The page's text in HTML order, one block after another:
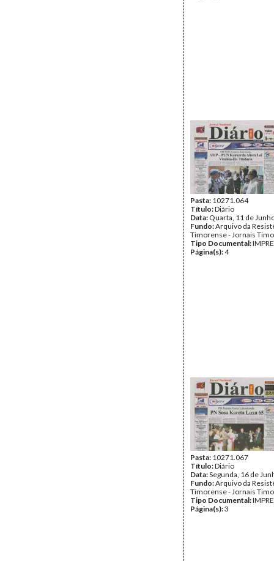
Pasta: 10271.064
Título:Diário
Data: Quarta, 11 de
Fundo:Arquivo da
Timorense - Jornais
Tipo Documental:
Página(s):4
Pasta: 10271.067
Título:Diário
Data:Segunda, 16 de
Fundo:Arquivo da
Timorense - Jornais
Tipo Documental:
Página(s):3